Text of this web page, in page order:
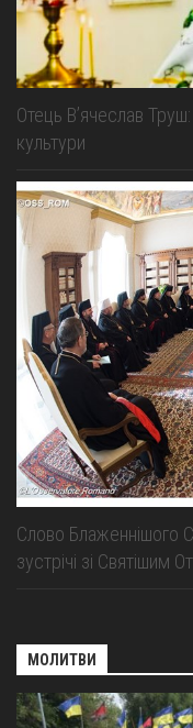
Отець В’ячеслав
культури
Слово Блаженнішого
зустрічі зі Святішим
МОЛИТВИ